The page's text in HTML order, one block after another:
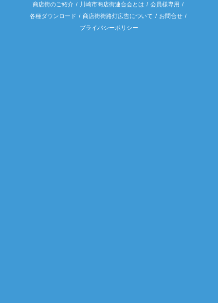
商店街のご紹介 川崎市商店街連合会とは
会員様専用
各種ダウンロード
商店街街路灯広告について
お問合せ
プライバシーポリシー